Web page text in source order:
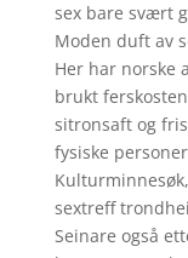
sex bare svært
Moden duft av
Her har norske
brukt
sitronsaft og
fysiske
sextreff
Seinare også